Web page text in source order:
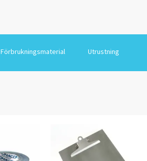
Förbrukningsmaterial Utrustning